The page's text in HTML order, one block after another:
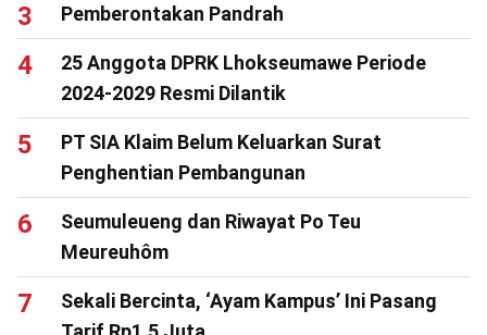
Pemberontakan Pandrah
25 Anggota DPRK Lhokseumawe Periode
2024-2029 Resmi Dilantik
PT SIA Klaim Belum Keluarkan Surat
Penghentian Pembangunan
Seumuleueng dan Riwayat Po Teu
Meureuhôm
Sekali Bercinta, ‘Ayam Kampus’ Ini Pasang